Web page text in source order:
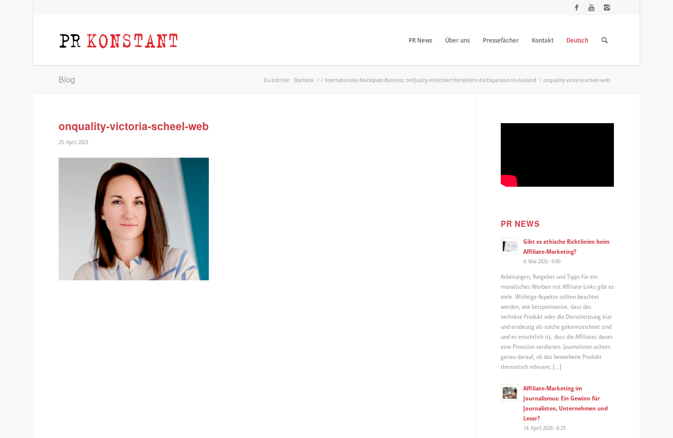
PR News Über uns Pressefächer Kontakt Deutsch
Blog Du bist hier: Startseite / / Internationales Marktplatz-Business: onQuality erleichtert Herstellern die Expansion ins Ausland / onquality-victoria-scheel-web
onquality-victoria-scheel-web
25. April 2023
PR NEWS
Gibt es ethische Richtlinien beim
Affiliate-Marketing?
4. Mai 2026 - 9:00
Anleitungen, Ratgeber und Tipps für ein
moralisches Werben mit Affiliate-Links gibt es
viele. Wichtige Aspekte sollten beachtet
werden, wie beispielsweise, dass das
verlinkte Produkt oder die Dienstleistung klar
und eindeutig als solche gekennzeichnet sind
und es ersichtlich ist, dass die Affiliates daran
eine Provision verdienen. Journalisten achten
genau darauf, ob das beworbene Produkt
thematisch relevant, […]
Affiliate-Marketing im
Journalismus: Ein Gewinn für
Journalisten, Unternehmen und
Leser?
14. April 2026 - 8:29